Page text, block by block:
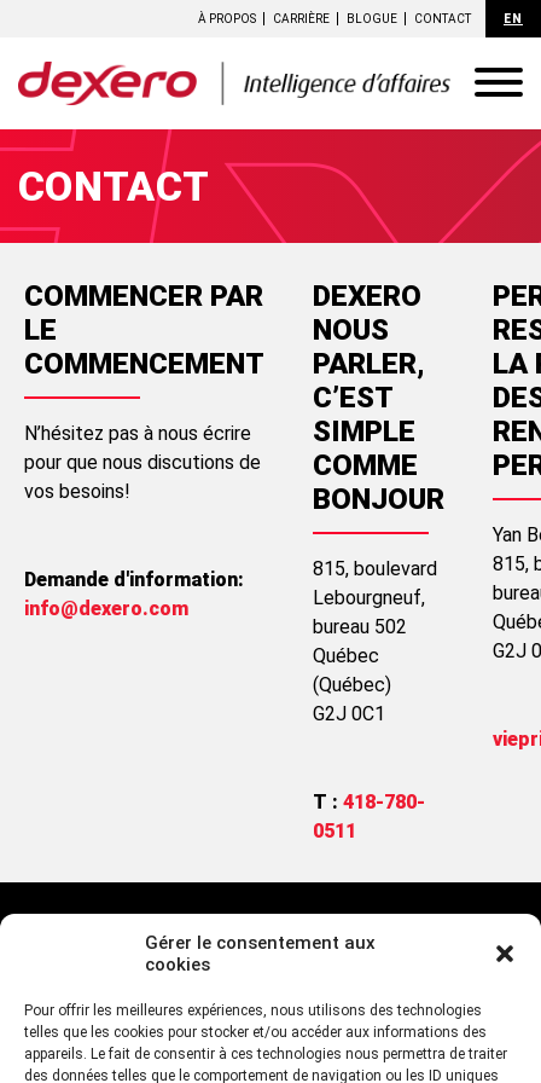
Gérer le consentement aux
cookies
Pour offrir les meilleures expériences, nous utilisons des technologies
telles que les cookies pour stocker et/ou accéder aux informations des
appareils. Le fait de consentir à ces technologies nous permettra de traiter
des données telles que le comportement de navigation ou les ID uniques
À PROPOS CARRIÈRE BLOGUE CONTACT EN
CONTACT
COMMENCER PAR
LE
COMMENCEMENT
N’hésitez pas à nous écrire
pour que nous discutions de
vos besoins!
Demande d'information:
info@dexero.com
DEXERO
NOUS
PARLER,
C’EST
SIMPLE
COMME
BONJOUR
815, boulevard
Lebourgneuf,
bureau 502
Québec
(Québec)
G2J 0C1
T : 418-780-
0511
LA
Yan
815,
G2J
FAQ sur la sécurité Conditions d’utilisation Politique de cookies (CA)
Conformité au RGPD Accessibilité Signaler un abus